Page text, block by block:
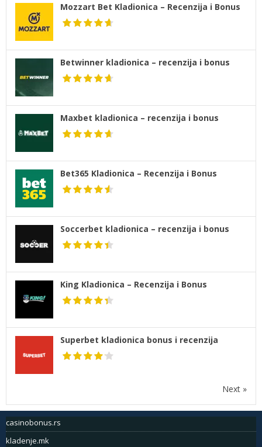
Mozzart Bet Kladionica – Recenzija i Bonus
Betwinner kladionica – recenzija i bonus
Maxbet kladionica – recenzija i bonus
Bet365 Kladionica – Recenzija i Bonus
Soccerbet kladionica – recenzija i bonus
King Kladionica – Recenzija i Bonus
Superbet kladionica bonus i recenzija
Next »
casinobonus.rs
kladenje.mk